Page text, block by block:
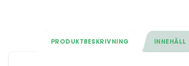
PRODUKTBESKRIVNING INNEHÅLL